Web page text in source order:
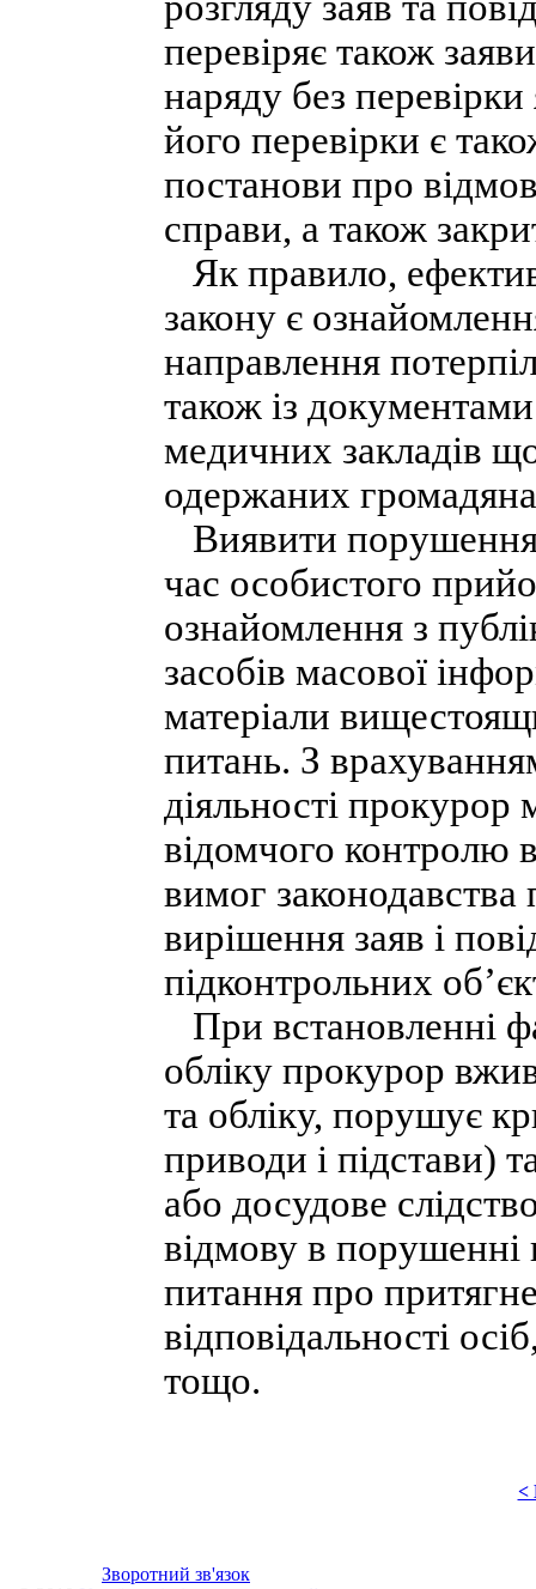
перевіряє також
наряду без
його перевірки є
постанови про
справи, а також
Як правило,
закону є
направлення
також із
медичних закладів
одержаних
Виявити
час особистого
ознайомлення з
засобів масової
матеріали
питань. З
діяльності
відомчого контролю
вимог
вирішення заяв і
підконтрольних
При встановленні
обліку прокурор
та обліку, порушує
приводи і підстави)
або досудове
відмову в порушенні
питання про
відповідальності
тощо.
<
Зворотний зв'язок